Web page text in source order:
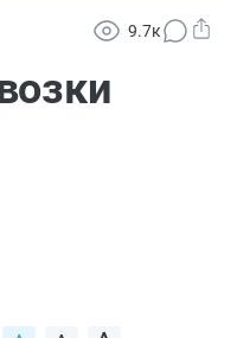
при недействительных
9.7к